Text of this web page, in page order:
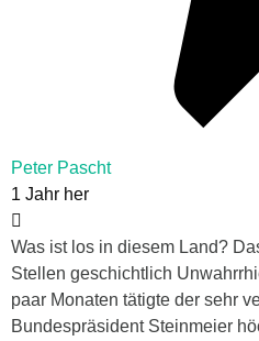
Peter Pascht
1 Jahr her
Was ist los in diesem Land?
Stellen geschichtlich
paar Monaten tätigte der sehr
Bundespräsident Steinmeier